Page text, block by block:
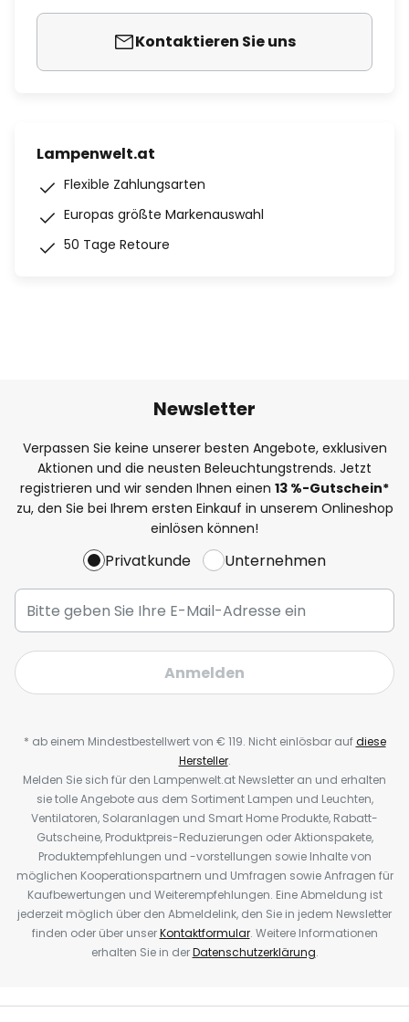
Kontaktieren Sie uns
Lampenwelt.at
Flexible Zahlungsarten
Europas größte Markenauswahl
50 Tage Retoure
Newsletter
Verpassen Sie keine unserer besten Angebote, exklusiven
Aktionen und die neusten Beleuchtungstrends. Jetzt
registrieren und wir senden Ihnen einen 13 %-Gutschein*
zu, den Sie bei Ihrem ersten Einkauf in unserem Onlineshop
einlösen können!
Privatkunde Unternehmen
Anmelden
* ab einem Mindestbestellwert von € 119. Nicht einlösbar aufdiese
Hersteller.
Melden Sie sich für den Lampenwelt.at Newsletter an und erhalten
sie tolle Angebote aus dem Sortiment Lampen und Leuchten,
Ventilatoren, Solaranlagen und Smart Home Produkte, Rabatt-
Gutscheine, Produktpreis-Reduzierungen oder Aktionspakete,
Produktempfehlungen und -vorstellungen sowie Inhalte von
möglichen Kooperationspartnern und Umfragen sowie Anfragen für
Kaufbewertungen und Weiterempfehlungen. Eine Abmeldung ist
jederzeit möglich über den Abmeldelink, den Sie in jedem Newsletter
finden oder über unserKontaktformular. Weitere Informationen
erhalten Sie in derDatenschutzerklärung.